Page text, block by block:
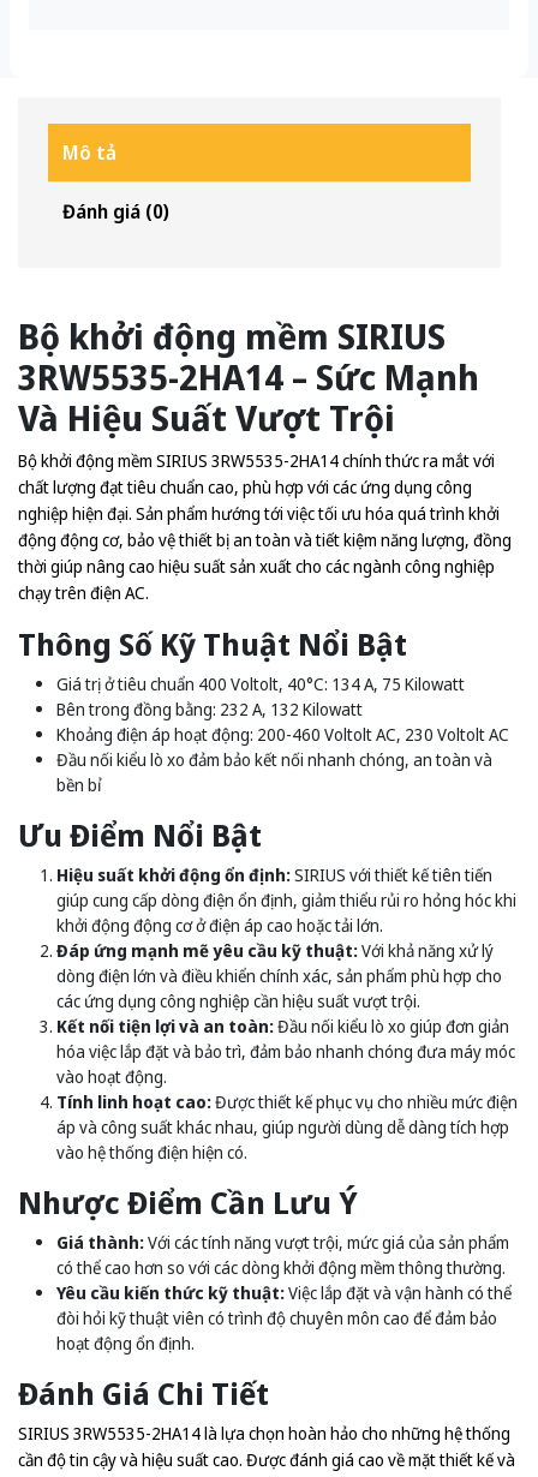
Mô tả
Đánh giá (0)
Bộ khởi động mềm SIRIUS
3RW5535-2HA14 – Sức Mạnh
Và Hiệu Suất Vượt Trội
Bộ khởi động mềm SIRIUS 3RW5535-2HA14 chính thức ra mắt với
chất lượng đạt tiêu chuẩn cao, phù hợp với các ứng dụng công
nghiệp hiện đại. Sản phẩm hướng tới việc tối ưu hóa quá trình khởi
động động cơ, bảo vệ thiết bị an toàn và tiết kiệm năng lượng, đồng
thời giúp nâng cao hiệu suất sản xuất cho các ngành công nghiệp
chạy trên điện AC.
Thông Số Kỹ Thuật Nổi Bật
Giá trị ở tiêu chuẩn 400 Voltolt, 40°C: 134 A, 75 Kilowatt
Bên trong đồng bằng: 232 A, 132 Kilowatt
Khoảng điện áp hoạt động: 200-460 Voltolt AC, 230 Voltolt AC
Đầu nối kiểu lò xo đảm bảo kết nối nhanh chóng, an toàn và
bền bỉ
Ưu Điểm Nổi Bật
Hiệu suất khởi động ổn định:SIRIUS với thiết kế tiên tiến
giúp cung cấp dòng điện ổn định, giảm thiểu rủi ro hỏng hóc khi
khởi động động cơ ở điện áp cao hoặc tải lớn.
Đáp ứng mạnh mẽ yêu cầu kỹ thuật:Với khả năng xử lý
dòng điện lớn và điều khiển chính xác, sản phẩm phù hợp cho
các ứng dụng công nghiệp cần hiệu suất vượt trội.
Kết nối tiện lợi và an toàn:Đầu nối kiểu lò xo giúp đơn giản
hóa việc lắp đặt và bảo trì, đảm bảo nhanh chóng đưa máy móc
vào hoạt động.
Tính linh hoạt cao:Được thiết kế phục vụ cho nhiều mức điện
áp và công suất khác nhau, giúp người dùng dễ dàng tích hợp
vào hệ thống điện hiện có.
Nhược Điểm Cần Lưu Ý
Giá thành:Với các tính năng vượt trội, mức giá của sản phẩm
có thể cao hơn so với các dòng khởi động mềm thông thường.
Yêu cầu kiến thức kỹ thuật:Việc lắp đặt và vận hành có thể
đòi hỏi kỹ thuật viên có trình độ chuyên môn cao để đảm bảo
hoạt động ổn định.
Đánh Giá Chi Tiết
SIRIUS 3RW5535-2HA14 là lựa chọn hoàn hảo cho những hệ thống
cần độ tin cậy và hiệu suất cao. Được đánh giá cao về mặt thiết kế và